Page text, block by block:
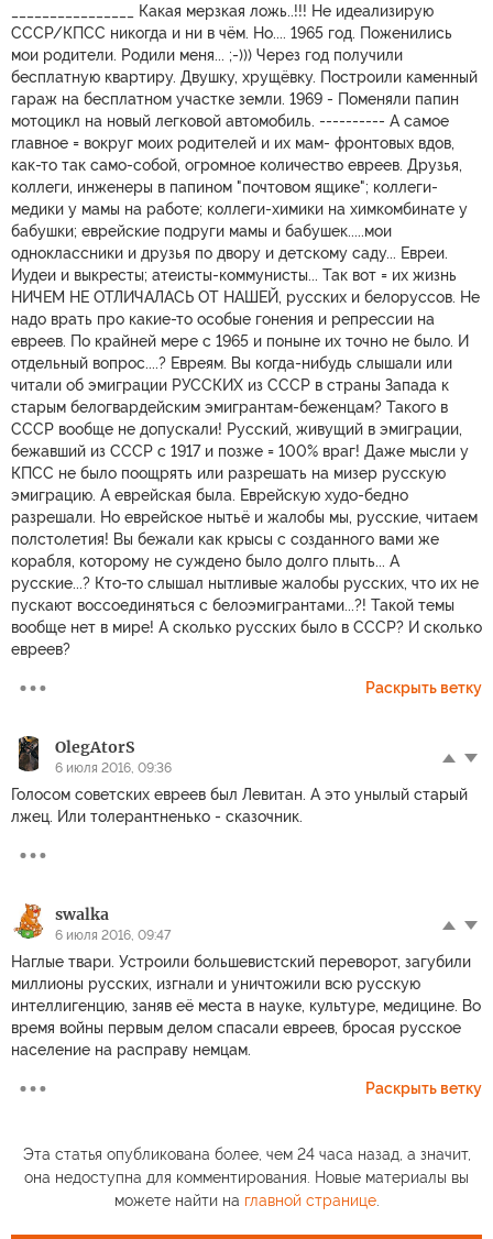
________________ Какая мерзкая ложь..!!! Не идеализирую
СССР/КПСС никогда и ни в чём. Но.... 1965 год. Поженились
мои родители. Родили меня... ;-))) Через год получили
бесплатную квартиру. Двушку, хрущёвку. Построили каменный
гараж на бесплатном участке земли. 1969 - Поменяли папин
мотоцикл на новый легковой автомобиль. ---------- А самое
главное = вокруг моих родителей и их мам- фронтовых вдов,
как-то так само-собой, огромное количество евреев. Друзья,
коллеги, инженеры в папином "почтовом ящике"; коллеги-
медики у мамы на работе; коллеги-химики на химкомбинате у
бабушки; еврейские подруги мамы и бабушек.....мои
одноклассники и друзья по двору и детскому саду... Евреи.
Иудеи и выкресты; атеисты-коммунисты... Так вот = их жизнь
НИЧЕМ НЕ ОТЛИЧАЛАСЬ ОТ НАШЕЙ, русских и белоруссов. Не
надо врать про какие-то особые гонения и репрессии на
евреев. По крайней мере с 1965 и поныне их точно не было. И
отдельный вопрос....? Евреям. Вы когда-нибудь слышали или
читали об эмиграции РУССКИХ из СССР в страны Запада к
старым белогвардейским эмигрантам-беженцам? Такого в
СССР вообще не допускали! Русский, живущий в эмиграции,
бежавший из СССР с 1917 и позже = 100% враг! Даже мысли у
КПСС не было поощрять или разрешать на мизер русскую
эмиграцию. А еврейская была. Еврейскую худо-бедно
разрешали. Но еврейское нытьё и жалобы мы, русские, читаем
полстолетия! Вы бежали как крысы с созданного вами же
корабля, которому не суждено было долго плыть... А
русские...? Кто-то слышал нытливые жалобы русских, что их не
пускают воссоединяться с белоэмигрантами...?! Такой темы
вообще нет в мире! А сколько русских было в СССР? И сколько
евреев?
Раскрыть ветку
OlegAtorS
6 июля 2016, 09:36
Голосом советских евреев был Левитан. А это унылый старый
лжец. Или толерантненько - сказочник.
swalka
6 июля 2016, 09:47
Наглые твари. Устроили большевистский переворот, загубили
миллионы русских, изгнали и уничтожили всю русскую
интеллигенцию, заняв её места в науке, культуре, медицине. Во
время войны первым делом спасали евреев, бросая русское
население на расправу немцам.
Раскрыть ветку
Эта статья опубликована более, чем 24 часа назад, а значит,
она недоступна для комментирования. Новые материалы вы
можете найти на главной странице.